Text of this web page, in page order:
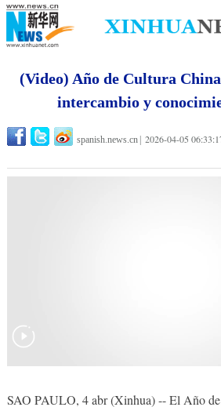
(Video) Año de Cultura
intercambio y
spanish.news.cn 2026-04-05
SAO PAULO, 4 abr (Xinhua) -- El Año